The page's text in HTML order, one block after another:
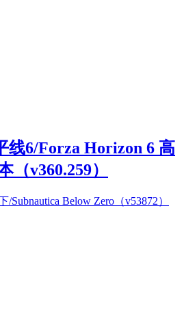
线6/Forza Horizon 6 高
（v360.259）